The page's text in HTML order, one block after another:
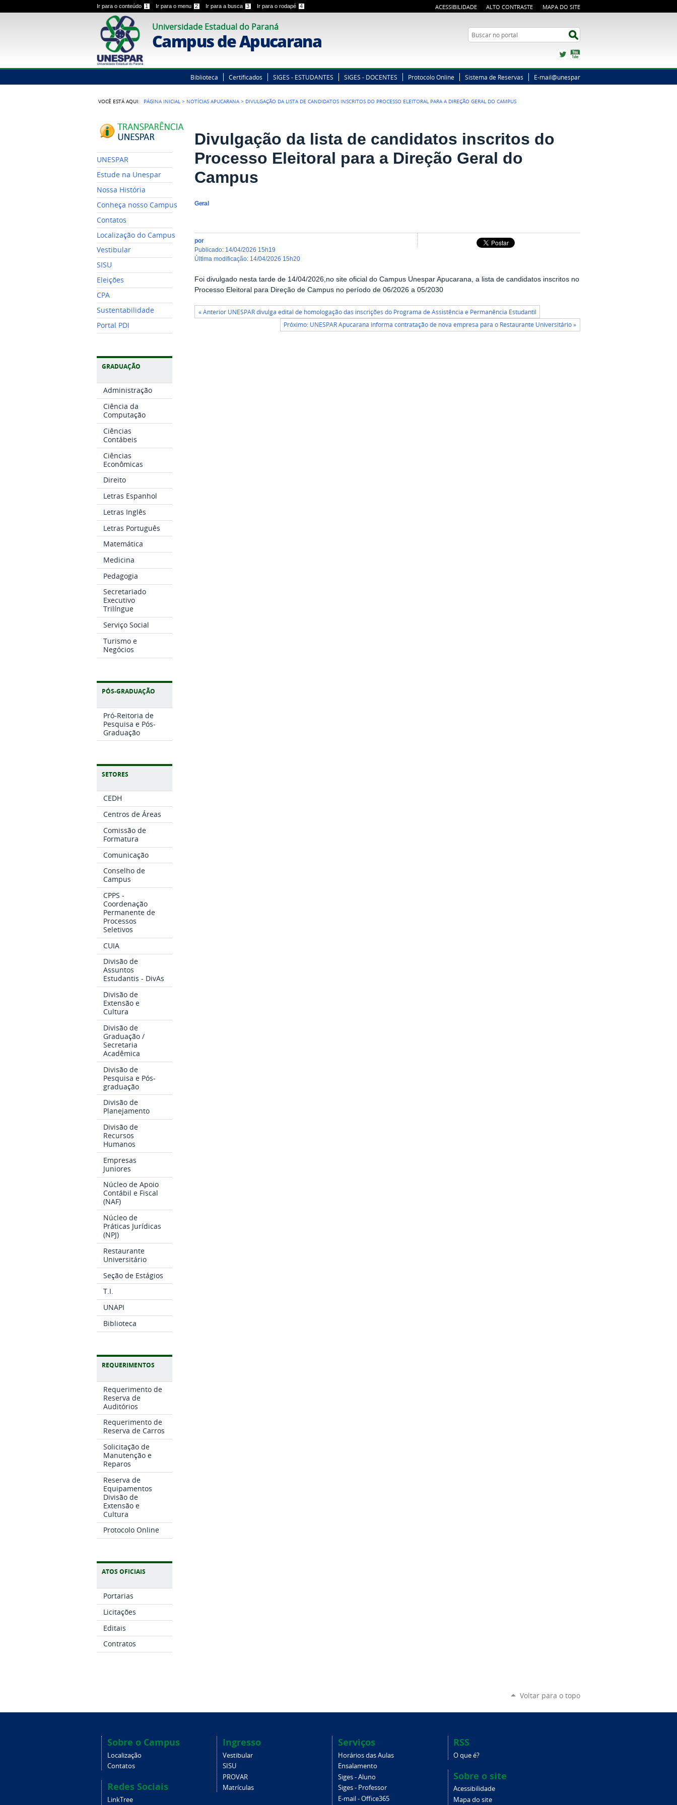
Ir para o conteúdo 1 Ir para o menu 2 Ir para a busca 3 Ir para o rodapé 4 ACESSIBILIDADE ALTO CONTRASTE MAPA DO SITE
Universidade Estadual do Paraná
Campus de Apucarana Busca
Twitter
Biblioteca Certificados SIGES - ESTUDANTES SIGES - DOCENTES Protocolo Online Sistema de Reservas E-mail@unespar
VOCÊ ESTÁ AQUI: PÁGINA INICIAL > NOTÍCIAS APUCARANA > DIVULGAÇÃO DA LISTA DE CANDIDATOS INSCRITOS DO PROCESSO ELEITORAL PARA A DIREÇÃO GERAL DO CAMPUS
UNESPAR
Estude na Unespar
Nossa História
Conheça nosso Campus
Contatos
Localização do Campus
Vestibular
SISU
Eleições
CPA
Sustentabilidade
Portal PDI
GRADUAÇÃO
Administração
Ciência da
Computação
Ciências
Contábeis
Ciências
Econômicas
Direito
Letras Espanhol
Letras Inglês
Letras Português
Matemática
Medicina
Pedagogia
Secretariado
Executivo
Trilíngue
Serviço Social
Turismo e
Negócios
PÓS-GRADUAÇÃO
Pró-Reitoria de
Pesquisa e Pós-
Graduação
SETORES
CEDH
Centros de Áreas
Comissão de
Formatura
Comunicação
Conselho de
Campus
CPPS -
Coordenação
Permanente de
Processos
Seletivos
CUIA
Divisão de
Assuntos
Estudantis - DivAs
Divisão de
Extensão e
Cultura
Divisão de
Graduação /
Secretaria
Acadêmica
Divisão de
Pesquisa e Pós-
graduação
Divisão de
Planejamento
Divisão de
Recursos
Humanos
Empresas
Juniores
Núcleo de Apoio
Contábil e Fiscal
(NAF)
Núcleo de
Práticas Jurídicas
(NPJ)
Restaurante
Universitário
Seção de Estágios
T.I.
UNAPI
Biblioteca
REQUERIMENTOS
Requerimento de
Reserva de
Auditórios
Requerimento de
Reserva de Carros
Solicitação de
Manutenção e
Reparos
Reserva de
Equipamentos
Divisão de
Extensão e
Cultura
Protocolo Online
ATOS OFICIAIS
Portarias
Licitações
Editais
Contratos
Divulgação da lista de candidatos inscritos do
Processo Eleitoral para a Direção Geral do
Campus
Geral
por
publicado: 14/04/2026 15h19
última modificação: 14/04/2026 15h20
Foi divulgado nesta tarde de 14/04/2026,no site oficial do Campus Unespar Apucarana, a lista de candidatos inscritos no
Processo Eleitoral para Direção de Campus no período de 06/2026 a 05/2030
« Anterior UNESPAR divulga edital de homologação das inscrições do Programa de Assistência e Permanência Estudantil
Próximo: UNESPAR Apucarana informa contratação de nova empresa para o Restaurante Universitário »
Voltar para o topo
Sobre o Campus
Localização
Contatos
Redes Sociais
LinkTree
Ingresso
Vestibular
SISU
PROVAR
Matrículas
Serviços
Horários das Aulas
Ensalamento
Siges - Aluno
Siges - Professor
E-mail - Office365
RSS
O que é?
Sobre o site
Acessibilidade
Mapa do site